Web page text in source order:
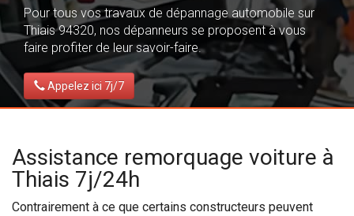
Pour tous vos travaux de dépannage automobile sur
Thiais 94320, nos dépanneurs se proposent à vous
faire profiter de leur savoir-faire.
Appelez ici 7j/7
Assistance remorquage voiture à
Thiais 7j/24h
Contrairement à ce que certains constructeurs peuvent